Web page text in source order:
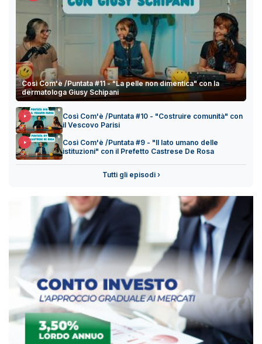
Così Com'è /Puntata #11 - "La pelle non dimentica" con la
dermatologa Giusy Schipani
Così Com'è /Puntata #10 - "Costruire comunità" con
il Vescovo Parisi
Così Com'è /Puntata #9 - "Il lato umano delle
istituzioni" con il Prefetto Castrese De Rosa
Tutti gli episodi ›